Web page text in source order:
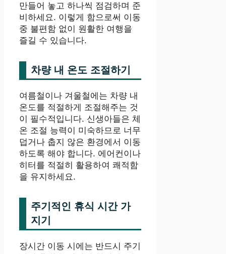
만들어 놓고 하나씩 점검하며 준
비하세요. 이렇게 함으로써 이동
중 불편함 없이 원활한 여행을
즐길 수 있습니다.
차량 내 온도 조절하기
여름철이나 겨울철에는 차량 내
온도를 적절하게 조절해주는 것
이 필수적입니다. 신생아들은 체
온 조절 능력이 미숙하므로 너무
덥거나 춥지 않은 환경에서 이동
하도록 해야 합니다. 에어컨이나
히터를 적절히 활용하여 쾌적함
을 유지하세요.
주기적인 휴식 시간 가
지기
장시간 이동 시에는 반드시 주기